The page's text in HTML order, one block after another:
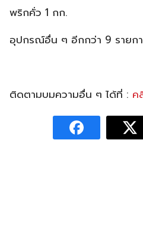
พริกคั่ว 1 กก.
อุปกรณ์อื่น ๆ อีกกว่า 9 รายก
ติดตามบมความอื่น ๆ ได้ที่ : ค